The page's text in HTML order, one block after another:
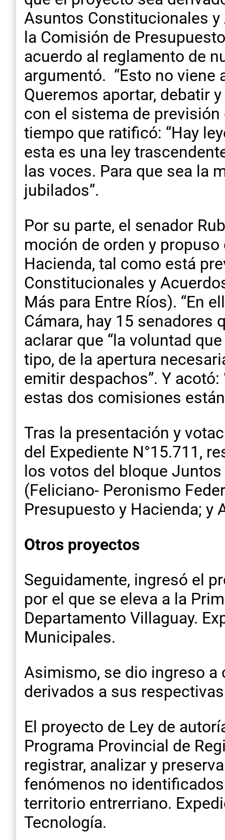
Asuntos Constitucionales
la Comisión de
acuerdo al reglamento de
argumentó. “Esto no viene
Queremos aportar, debatir
con el sistema de
tiempo que ratificó: “Hay
esta es una ley
las voces. Para que sea la
jubilados”.
Por su parte, el senador
moción de orden y
Hacienda, tal como está
Constitucionales y
Más para Entre Ríos). “En
Cámara, hay 15 senadores
aclarar que “la voluntad
tipo, de la apertura
emitir despachos”. Y
estas dos comisiones
Tras la presentación y
del Expediente N°15.711,
los votos del bloque
(Feliciano- Peronismo
Presupuesto y Hacienda; y
Otros proyectos
Seguidamente, ingresó el
por el que se eleva a la
Departamento Villaguay.
Municipales.
Asimismo, se dio ingreso
derivados a sus
El proyecto de Ley de
Programa Provincial de
registrar, analizar y
fenómenos no
territorio entrerriano.
Tecnología.